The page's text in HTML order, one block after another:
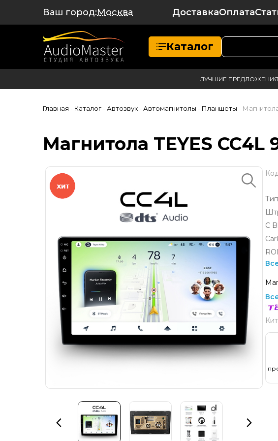
Ваш город:Москва ДоставкаОплата
Каталог
ЛУЧШИЕ ПРЕДЛОЖЕНИЯ
Главная - Каталог- Автозвук- Автомагнитолы - Планшеты -
Магнитола TEYES CC4L
Тип
С